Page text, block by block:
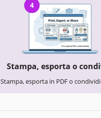
4
Stampa, esporta o
Stampa, esporta in PDF o